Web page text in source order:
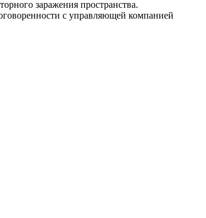
заражения пространства.
с управляющей компанией